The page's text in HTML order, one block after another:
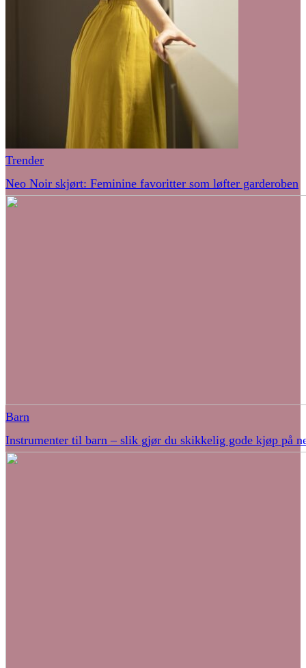
Trender
Neo Noir skjørt: Feminine favoritter som løfter garderoben
Barn
Instrumenter til barn – slik gjør du skikkelig gode kjøp på